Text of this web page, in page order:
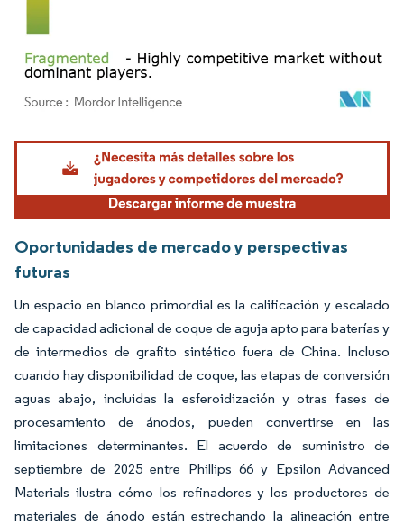
Imagen © Mordor Intelligence. El uso requiere atribución según CC BY 4.0.
Oportunidades de mercado y perspectivas
futuras
Un espacio en blanco primordial es la calificación y escalado
de capacidad adicional de coque de aguja apto para baterías y
de intermedios de grafito sintético fuera de China. Incluso
cuando hay disponibilidad de coque, las etapas de conversión
aguas abajo, incluidas la esferoidización y otras fases de
procesamiento de ánodos, pueden convertirse en las
limitaciones determinantes. El acuerdo de suministro de
septiembre de 2025 entre Phillips 66 y Epsilon Advanced
Materials ilustra cómo los refinadores y los productores de
materiales de ánodo están estrechando la alineación entre